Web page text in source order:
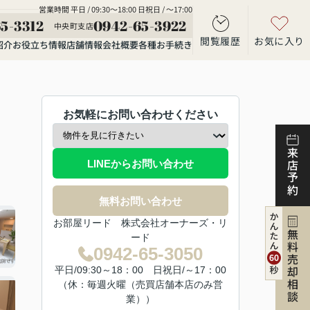
営業時間 平日 / 09:30～18:00 日祝日 / ～17:00
3312 中央町支店0942-65-3922
介お役立ち情報店舗情報会社概要各種お手続き 閲覧履歴 お気に入り
来店予約
無料売却相談
お気軽にお問い合わせください
LINEからお問い合わせ
無料お問い合わせ
お部屋リード 株式会社オーナーズ・リ
ード
0942-65-3050
平日/09:30～18：00 日祝日/～17：00
（休：毎週火曜（売買店舗本店のみ営
業））